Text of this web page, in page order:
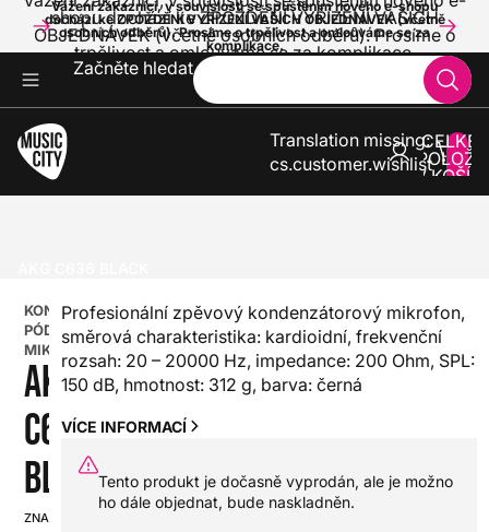
Vážení zákazníci, v souvislosti se spuštěním nového e-shopu
dochází ke ZPOŽDĚNÍ VYŘÍZENÍ VAŠICH OBJEDNÁVEK (včetně
osobních odběrů). Prosíme o trpělivost a omlouváme se za
komplikace.
shopu dochází ke ZPOŽDĚNÍ VYŘÍZENÍ VAŠICH
OBJEDNÁVEK (včetně osobních odběrů). Prosíme o
trpělivost a omlouváme se za komplikace.
Začněte hledat
Translation missing:
cs.customer.wishlist
V
0
KONDENZÁTOROVÉ
PÓDIOVÉ VOKÁLNÍ
MIKROFONY
AKG
C636
BLACK
ZNAČKA:
Profesionální zpěvový kondenzátorový mikrofon,
směrová charakteristika: kardioidní, frekvenční
rozsah: 20 – 20000 Hz, impedance: 200 Ohm, SPL:
150 dB, hmotnost: 312 g, barva: černá
VÍCE INFORMACÍ
Tento produkt je dočasně vyprodán, ale je možno
ho dále objednat, bude naskladněn.